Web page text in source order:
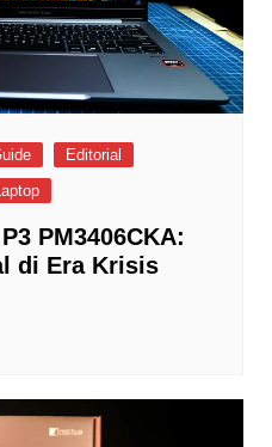
Editorial
PM3406CKA:
di Era Krisis